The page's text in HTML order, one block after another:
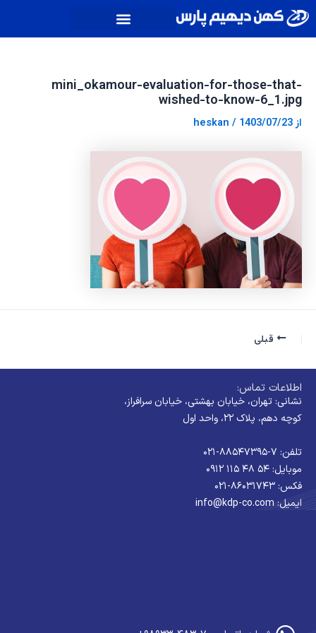
پرش
به
محتوا
mini_okamour-evaluation-for-those-that-
wished-to-know-6_1.jpg
از heskan / 1403/07/23
پیمایش
نوشته
قبلی
اطلاعات تماس:
نشانی: تهران، خیابان بهشتی، خیابان سرافراز،
کوچه دهم، پلاک ۲۲، واحد اول
تلفن: ۷-۸۸۵۴۷۳۹۵-۰۲۱
موبایل: ۵۴ ۴۸ ۱۱۵ ۰۹۱۲
فکس: ۸۶۰۳۱۷۴۳-۰۲۱
ایمیل: info@kdp-co.com